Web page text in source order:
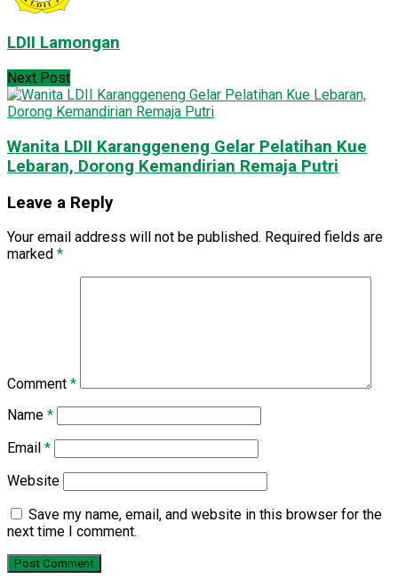
LDII Lamongan
Next Post
Wanita LDII Karanggeneng Gelar Pelatihan Kue
Lebaran, Dorong Kemandirian Remaja Putri
Leave a Reply
Your email address will not be published. Required fields are
marked *
Comment *
Name *
Email *
Website
Save my name, email, and website in this browser for the
next time I comment.